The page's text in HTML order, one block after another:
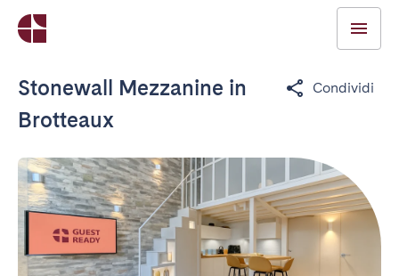
Stonewall Mezzanine in
Brotteaux
Condividi